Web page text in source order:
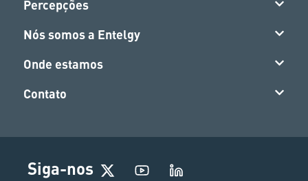
Percepções
Nós somos a Entelgy
Onde estamos
Contato
Siga-nos